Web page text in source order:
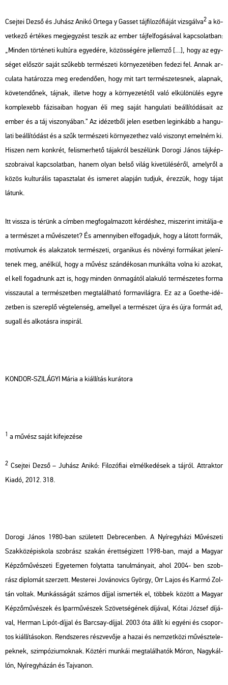
Csej­tei Dezső és Ju­hász Anikó Ort­ega y Gas­set táj­fi­lo­zó­fi­á­ját vizs­gál­va2 a kö­
vet­ke­ző ér­té­kes meg­jegy­zést te­szik az ember táj­fel­fo­gá­sá­val kap­cso­lat­ban:
„Min­den tör­té­ne­ti kul­tú­ra egye­dé­re, kö­zös­sé­gé­re jel­lem­ző […], hogy az egy­
sé­get elő­ször saját szű­kebb ter­mé­sze­ti kör­nye­ze­té­ben fe­de­zi fel. Annak ar­
cu­la­ta ha­tá­roz­za meg ere­den­dő­en, hogy mit tart ter­mé­sze­tes­nek, alap­nak,
kö­ve­ten­dő­nek, táj­nak, il­let­ve hogy a kör­nye­ze­té­től való el­kü­lö­nü­lés egyre
komp­le­xebb fá­zi­sa­i­ban ho­gyan éli meg saját han­gu­la­ti be­ál­lí­tó­dá­sa­it az
ember és a táj vi­szo­nyá­ban.” Az idé­zet­ből jelen eset­ben leg­in­kább a han­gu­
la­ti be­ál­lí­tó­dást és a szűk ter­mé­sze­ti kör­nye­zet­hez való vi­szonyt emel­ném ki.
Hi­szen nem konk­rét, fel­is­mer­he­tő tá­jak­ról be­szé­lünk Do­ro­gi János táj­kép-
szob­ra­i­val kap­cso­lat­ban, hanem olyan belső világ ki­ve­tü­lé­sé­ről, amely­ről a
közös kul­tu­rá­lis ta­pasz­ta­lat és is­me­ret alap­ján tud­juk, érez­zük, hogy tájat
lá­tunk.
Itt vissza is té­rünk a cím­ben meg­fo­gal­ma­zott kér­dés­hez, mi­sze­rint imi­tál­ja-e
a ter­mé­szet a mű­vé­sze­tet? És amennyi­ben el­fo­gad­juk, hogy a lá­tott for­mák,
mo­tí­vu­mok és alak­za­tok ter­mé­sze­ti, or­ga­ni­kus és nö­vé­nyi for­má­kat je­le­ní­
te­nek meg, anél­kül, hogy a mű­vész szán­dé­ko­san mun­kál­ta volna ki azo­kat,
el kell fo­gad­nunk azt is, hogy min­den ön­ma­gá­tól ala­ku­ló ter­mé­sze­tes forma
vissza­utal a ter­mé­szet­ben meg­ta­lál­ha­tó for­ma­vi­lág­ra. Ez az a Goe­the-idé­
zet­ben is sze­rep­lő vég­te­len­ség, amellyel a ter­mé­szet újra és újra for­mát ad,
su­gall és al­ko­tás­ra ins­pi­rál.
KON­DOR-SZI­LÁ­GYI Mária a ki­ál­lí­tás ku­rá­to­ra
1 a mű­vész saját ki­fe­je­zé­se
2 Csej­tei Dezső – Ju­hász Anikó: Fi­lo­zó­fi­ai el­mél­ke­dé­sek a táj­ról. Att­rak­tor
Kiadó, 2012. 318.
Do­ro­gi János 1980-ban szü­le­tett Deb­re­cen­ben. A Nyír­egy­há­zi Mű­vé­sze­ti
Szak­kö­zép­is­ko­la szob­rász sza­kán érett­sé­gi­zett 1998-ban, majd a Ma­gyar
Kép­ző­mű­vé­sze­ti Egye­te­men foly­tat­ta ta­nul­má­nya­it, ahol 2004- ben szob­
rász dip­lo­mát szer­zett. Mes­te­rei Jo­vá­no­vics György, Orr Lajos és Karmó Zol­
tán vol­tak. Mun­kás­sá­gát szá­mos díj­jal is­mer­ték el, töb­bek kö­zött a Ma­gyar
Kép­ző­mű­vé­szek és Ipar­mű­vé­szek Szö­vet­sé­gé­nek dí­já­val, Kótai Jó­zsef dí­já­
val, Her­man Lipót-díj­jal és Bar­csay-díj­jal. 2003 óta állít ki egyé­ni és cso­por­
tos ki­ál­lí­tá­so­kon. Rend­sze­res rész­ve­vő­je a hazai és nem­zet­kö­zi mű­vész­te­le­
pek­nek, szim­pó­zi­u­mok­nak. Köz­té­ri mun­kái meg­ta­lál­ha­tók Móron, Nagy­kál­
lón, Nyír­egy­há­zán és Taj­va­non.